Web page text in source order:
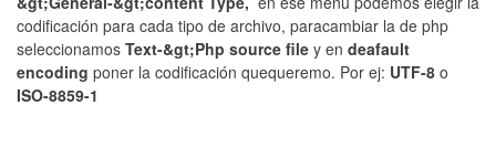
codificación para cada tipo de archivo, paracambiar la de php
seleccionamos Text-&gt;Php source file y en deafault
encoding poner la codificación quequeremo. Por ej: UTF-8 o
ISO-8859-1